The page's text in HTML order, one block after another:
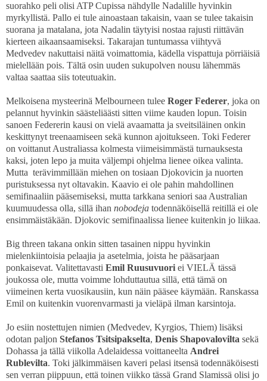
suorahko peli olisi ATP Cupissa nähdylle Nadalille hyvinkin
myrkyllistä. Pallo ei tule ainoastaan takaisin, vaan se tulee takaisin
suorana ja matalana, jota Nadalin täytyisi nostaa rajusti riittävän
kierteen aikaansaamiseksi. Takarajan tuntumassa viihtyvä
Medvedev nakuttaisi näitä voimattomia, kädella vispattuja pörriäisiä
mielellään pois. Tältä osin uuden sukupolven nousu lähemmäs
valtaa saattaa siis toteutuakin.
Melkoisena mysteerinä Melbourneen tulee Roger Federer, joka on
pelannut hyvinkin säästeliäästi sitten viime kauden lopun. Toisin
sanoen Federerin kausi on vielä avaamatta ja sveitsiläinen onkin
keskittynyt treenaamiseen sekä kunnon ajoitukseen. Toki Federer
on voittanut Australiassa kolmesta viimeisimmästä turnauksesta
kaksi, joten lepo ja muita väljempi ohjelma lienee oikea valinta.
Mutta terävimmillään miehen on tosiaan Djokovicin ja nuorten
puristuksessa nyt oltavakin. Kaavio ei ole pahin mahdollinen
semifinaaliin pääsemiseksi, mutta tarkkana seniori saa Australian
kuumuudessa olla, sillä ihan nobodeja todennäköisellä reitillä ei ole
ensimmäistäkään. Djokovic semifinaalissa lienee kuitenkin jo liikaa.
Big threen takana onkin sitten tasainen nippu hyvinkin
mielenkiintoisia pelaajia ja asetelmia, joista he pääsarjaan
ponkaisevat. Valitettavasti Emil Ruusuvuori ei VIELÄ tässä
joukossa ole, mutta voimme lohduttautua sillä, että tämä on
viimeinen kerta vuosikausiin, kun näin pääsee käymään. Ranskassa
Emil on kuitenkin vuorenvarmasti ja vieläpä ilman karsintoja.
Jo esiin nostettujen nimien (Medvedev, Kyrgios, Thiem) lisäksi
odotan paljon Stefanos Tsitsipakselta, Denis Shapovalovilta sekä
Dohassa ja tällä viikolla Adelaidessa voittaneelta Andrei
Rublevilta. Toki jälkimmäisen kaveri pelasi itsensä todennäköisesti
sen verran piippuun, että toinen viikko tässä Grand Slamissä olisi jo